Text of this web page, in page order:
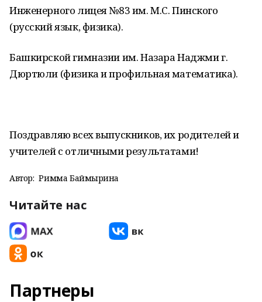
Инженерного лицея №83 им. М.С. Пинского
(русский язык, физика).
Башкирской гимназии им. Назара Наджми г.
Дюртюли (физика и профильная математика).
Поздравляю всех выпускников, их родителей и
учителей с отличными результатами!
Автор: Римма Баймырҙина
Читайте нас
Партнеры